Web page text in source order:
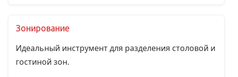
Зонирование
Идеальный инструмент для разделения столовой и
гостиной зон.